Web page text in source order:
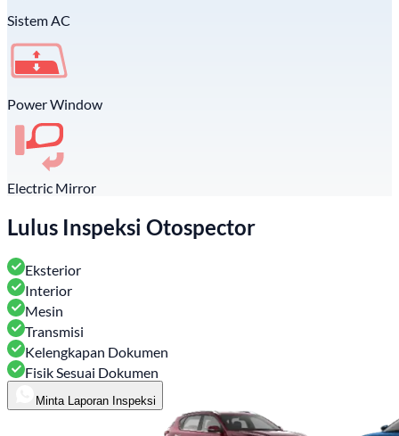
Sistem AC
Power Window
Electric Mirror
Lulus Inspeksi Otospector
Eksterior
Interior
Mesin
Transmisi
Kelengkapan Dokumen
Fisik Sesuai Dokumen
Minta Laporan Inspeksi